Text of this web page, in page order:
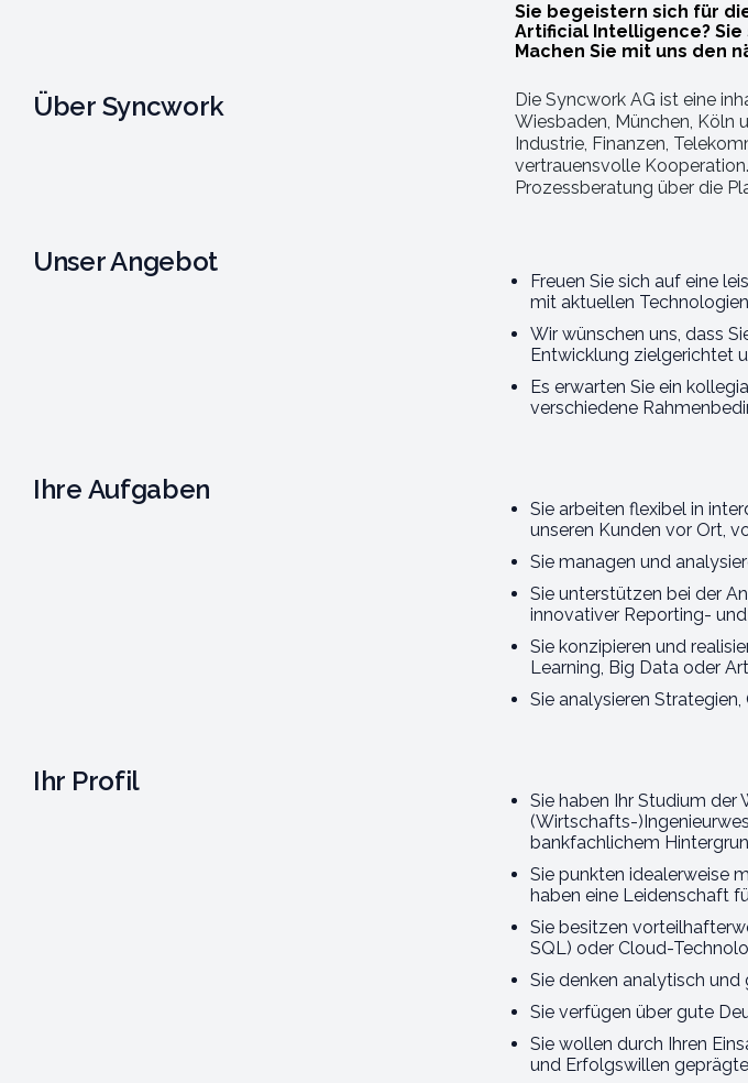
Sie begeistern sich für
Artificial Intelligence?
Machen Sie mit uns den
Über Syncwork
Die Syncwork AG ist eine
Wiesbaden, München, Köln
Industrie, Finanzen,
vertrauensvolle
Prozessberatung über die
Unser Angebot
Freuen Sie sich auf eine
mit aktuellen
Wir wünschen uns, dass
Entwicklung zielgerichtet
Es erwarten Sie ein
verschiedene
Ihre Aufgaben
Sie arbeiten flexibel in
unseren Kunden vor Ort,
Sie managen und
Sie unterstützen bei der
innovativer Reporting-
Sie konzipieren und
Learning, Big Data oder
Sie analysieren
Ihr Profil
Sie haben Ihr Studium
(Wirtschafts-
bankfachlichem
Sie punkten idealerweise
haben eine Leidenschaft
Sie besitzen
SQL) oder Cloud-
Sie denken analytisch
Sie verfügen über gute
Sie wollen durch Ihren
und Erfolgswillen